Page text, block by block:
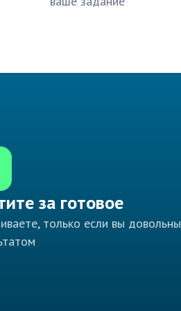
за готовое
только если вы довольны